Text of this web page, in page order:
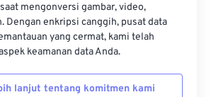
mengonversi gambar, video,
Dengan enkripsi canggih, pusat data
yang cermat, kami telah
keamanan data Anda.
lanjut tentang komitmen kami